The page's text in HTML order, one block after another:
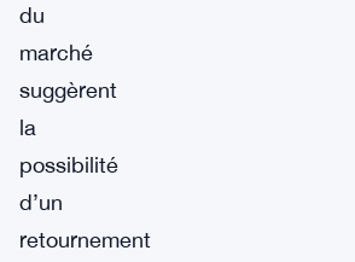
du
marché
suggèrent
la
possibilité
d’un
retournement